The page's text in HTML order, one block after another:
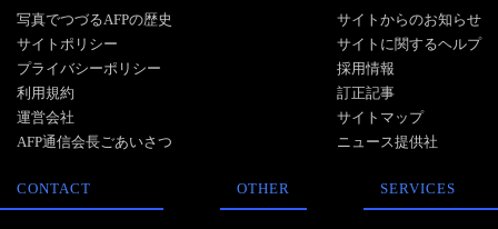
写真でつづるAFPの歴史
サイトポリシー
プライバシーポリシー
利用規約
運営会社
AFP通信会長ごあいさつ
サイトからのお知らせ
サイトに関するヘルプ
採用情報
訂正記事
サイトマップ
ニュース提供社
CONTACT OTHER SERVICES